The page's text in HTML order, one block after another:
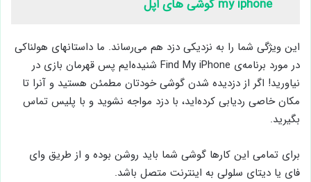
my iphone گوشی های اپل
این ویژگی شما را به نزدیکی دزد هم می‌رساند. ما داستانهای هولناکی
در مورد برنامه‌ی Find My iPhone شنیده‌ایم پس قهرمان بازی در
نیاورید! اگر از دزدیده شدن گوشی خودتان مطمئن هستید و آنرا تا
مکان خاصی ردیابی کرده‌اید، با دزد مواجه نشوید و با پلیس تماس
بگیرید.
برای تمامی این کارها گوشی شما باید روشن بوده و از طریق وای
فای یا دیتای سلولی به اینترنت متصل باشد.